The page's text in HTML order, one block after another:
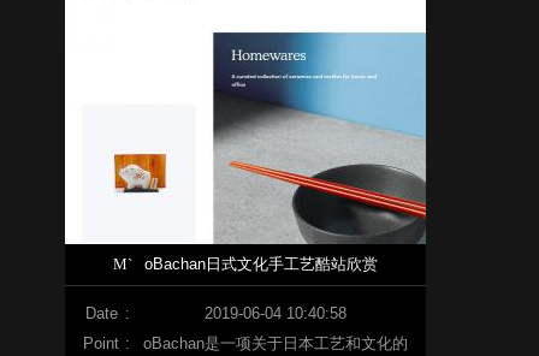
M` oBachan日式文化手工艺酷站欣赏
Date :
2019-06-04 10:40:58
Point :
oBachan是一项关于日本工艺和文化的